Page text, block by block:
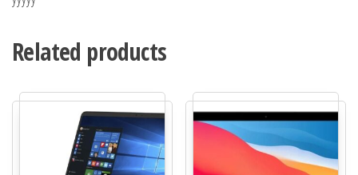
Related products